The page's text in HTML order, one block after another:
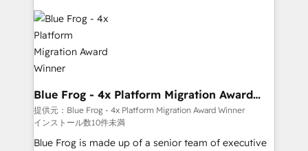
team of 25+ experts Contact us today to help you
get more from your investment in HubSpot.
www.bbdboom.com
costs. As HubSpot's Advanced Accredited CRM
Implementation partner, we provide expertise to
drive your business forward. Since 2015 we are fully
dedicated to HubSpot and with an experienced
team (50+), we work with reputable companies in
B2B sectors such as manufacturing, SaaS and
business services. We prepare a customized
business case that demonstrates the value and
impact of your digital transformation, including a
Blue Frog - 4x Platform Migration Award
Winner
提供元：Blue Frog - 4x Platform Migration Award Winner
インストール数10件未満
Blue Frog is made up of a senior team of executive